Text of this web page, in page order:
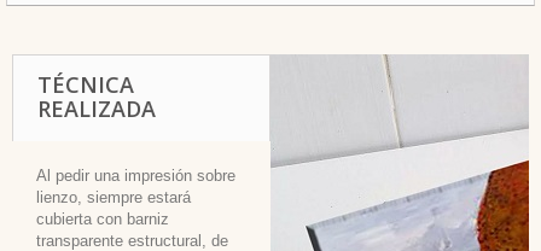
TÉCNICA
REALIZADA
Al pedir una impresión sobre
lienzo, siempre estará
cubierta con barniz
transparente estructural, de